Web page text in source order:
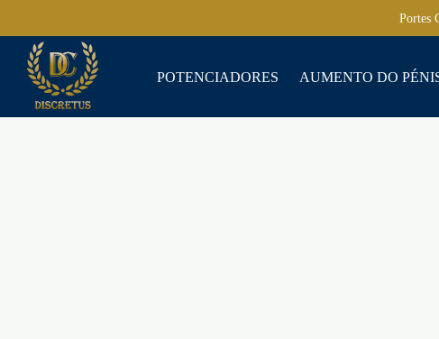
Portes
POTENCIADORES AUMENTO DO